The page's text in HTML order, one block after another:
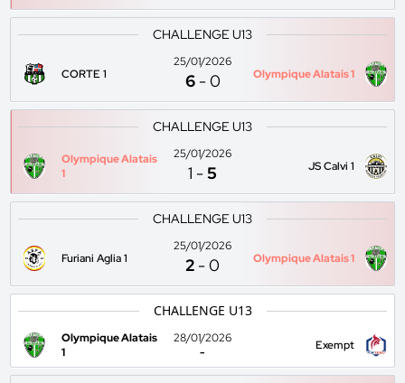
CHALLENGE U13
CORTE 1
25/01/2026
6 -0 Olympique Alatais 1
CHALLENGE U13
Olympique Alatais
1
25/01/2026
1 -5 JS Calvi 1
CHALLENGE U13
Furiani Aglia 1
25/01/2026
2 -0 Olympique Alatais 1
CHALLENGE U13
Olympique Alatais
1
28/01/2026
-
Exempt